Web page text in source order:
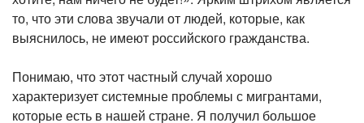
то, что эти слова звучали от людей, которые, как
выяснилось, не имеют российского гражданства.
Понимаю, что этот частный случай хорошо
характеризует системные проблемы с мигрантами,
которые есть в нашей стране. Я получил большое